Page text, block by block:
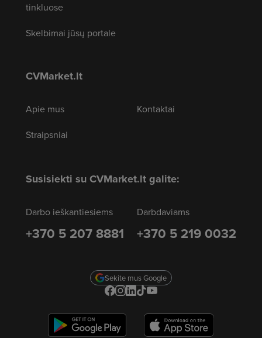
tinkluose
Skelbimai jūsų portale
CVMarket.lt
Apie mus
Straipsniai
Kontaktai
Susisiekti su CVMarket.lt galite:
Darbo ieškantiesiems
+370 5 207 8881
Darbdaviams
+370 5 219 0032
Sekite mus Google